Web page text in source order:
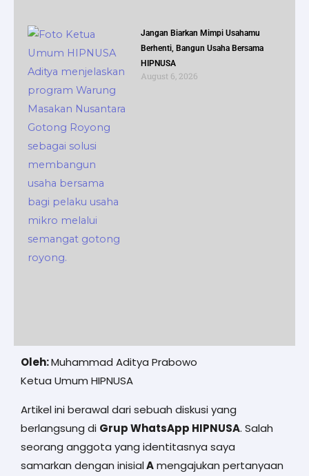
Jangan Biarkan Mimpi Usahamu
Berhenti, Bangun Usaha Bersama
HIPNUSA
August 6, 2026
Oleh:Muhammad Aditya Prabowo
Ketua Umum HIPNUSA
Artikel ini berawal dari sebuah diskusi yang
berlangsung di Grup WhatsApp HIPNUSA. Salah
seorang anggota yang identitasnya saya
samarkan dengan inisialAmengajukan pertanyaan